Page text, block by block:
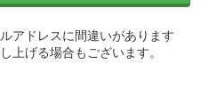
アドレスに間違いがあります
上げる場合もございます。